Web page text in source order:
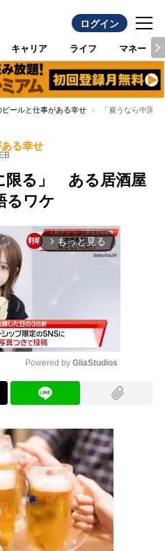
ログイン
キャリア ライフ マネー
ールと仕事がある幸せ 「雇うなら中国
る幸せ
限る」 ある居酒屋
るワケ
arrow_forward_ios もっと見る
Powered by GliaStudios